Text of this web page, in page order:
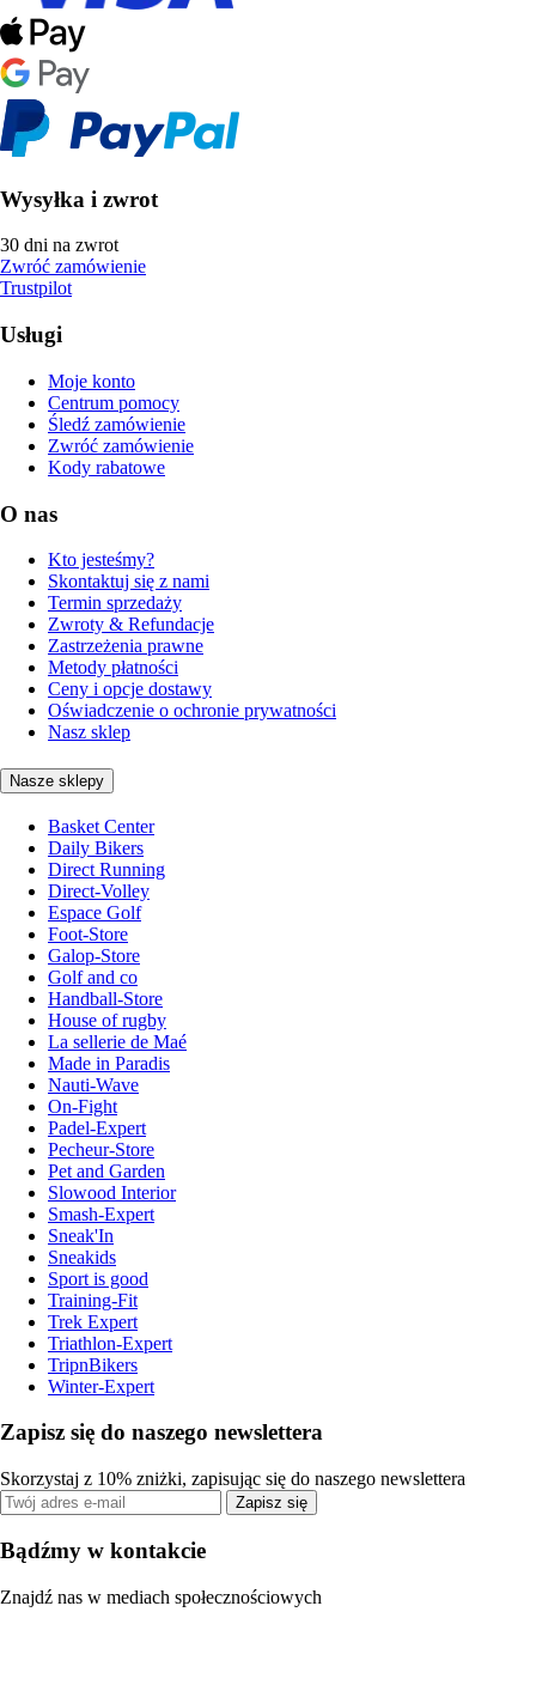
Wysyłka i zwrot
30 dni na zwrot
Zwróć zamówienie
Trustpilot
Usługi
Moje konto
Centrum pomocy
Śledź zamówienie
Zwróć zamówienie
Kody rabatowe
O nas
Kto jesteśmy?
Skontaktuj się z nami
Termin sprzedaży
Zwroty & Refundacje
Zastrzeżenia prawne
Metody płatności
Ceny i opcje dostawy
Oświadczenie o ochronie prywatności
Nasz sklep
Nasze sklepy
Basket Center
Daily Bikers
Direct Running
Direct-Volley
Espace Golf
Foot-Store
Galop-Store
Golf and co
Handball-Store
House of rugby
La sellerie de Maé
Made in Paradis
Nauti-Wave
On-Fight
Padel-Expert
Pecheur-Store
Pet and Garden
Slowood Interior
Smash-Expert
Sneak'In
Sneakids
Sport is good
Training-Fit
Trek Expert
Triathlon-Expert
TripnBikers
Winter-Expert
Zapisz się do naszego newslettera
Skorzystaj z 10% zniżki, zapisując się do naszego newslettera
Zapisz się
Bądźmy w kontakcie
Znajdź nas w mediach społecznościowych